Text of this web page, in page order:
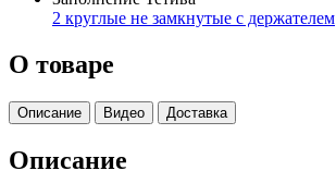
2 круглые не замкнутые с держателем
О товаре
Описание Видео Доставка
Описание